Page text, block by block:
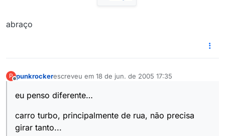
abraço
P punkrockerescreveu em 18 de jun. de 2005 17:35
última edição por
eu penso diferente…
carro turbo, principalmente de rua, não precisa
girar tanto...